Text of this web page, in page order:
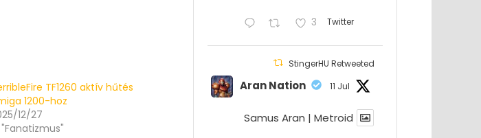
TF1260 aktív hűtés
1200-hoz
12/27
3 Twitter
StingerHU Retweeted
Aran Nation 11 Jul
Samus Aran | Metroid